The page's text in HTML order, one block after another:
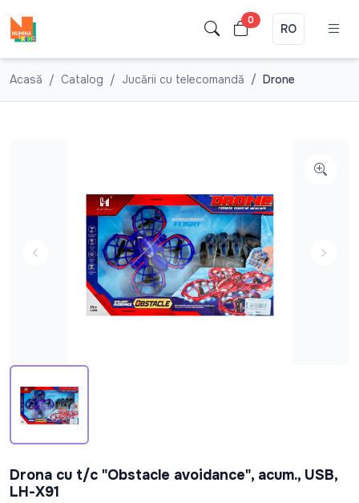
0
RO
Acasă Catalog Jucării cu telecomandă Drone
Drona cu t/c "Obstacle avoidance", acum., USB,
LH-X91